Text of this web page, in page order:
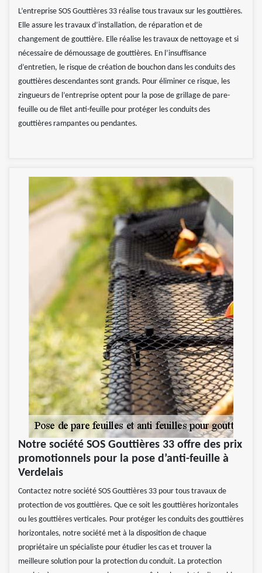
L’entreprise SOS Gouttières 33 réalise tous travaux sur les gouttières.
Elle assure les travaux d’installation, de réparation et de
changement de gouttière. Elle réalise les travaux de nettoyage et si
nécessaire de démoussage de gouttières. En l’insuffisance
d’entretien, le risque de création de bouchon dans les conduits des
gouttières descendantes sont grands. Pour éliminer ce risque, les
zingueurs de l’entreprise optent pour la pose de grillage de pare-
feuille ou de filet anti-feuille pour protéger les conduits des
gouttières rampantes ou pendantes.
Notre société SOS Gouttières 33 offre des prix
promotionnels pour la pose d’anti-feuille à
Verdelais
Contactez notre société SOS Gouttières 33 pour tous travaux de
protection de vos gouttières. Que ce soit les gouttières horizontales
ou les gouttières verticales. Pour protéger les conduits des gouttières
horizontales, notre société met à la disposition de chaque
propriétaire un spécialiste pour étudier les cas et trouver la
meilleure solution pour la protection du conduit. La protection